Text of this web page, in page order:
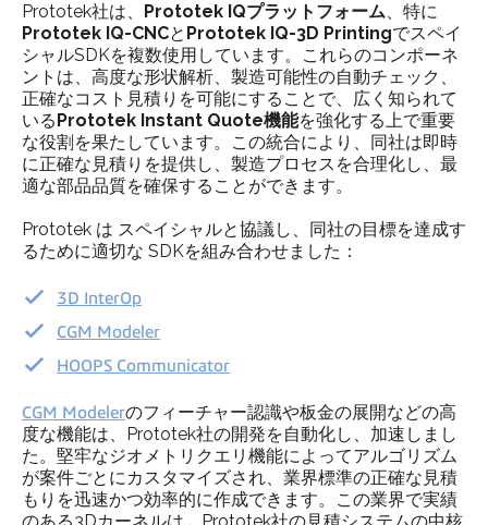
Prototek社は、 Prototek IQプラットフォーム、特に
Prototek IQ-CNCと Prototek IQ-3D Printingでスペイ
シャルSDKを複数使用しています。これらのコンポーネ
ントは、高度な形状解析、製造可能性の自動チェック、
正確なコスト見積りを可能にすることで、広く知られて
いる Prototek Instant Quote機能を強化する上で重要
な役割を果たしています。この統合により、同社は即時
に正確な見積りを提供し、製造プロセスを合理化し、最
適な部品品質を確保することができます。
Prototek は スペイシャルと協議し、同社の目標を達成す
るために適切な SDKを組み合わせました：
3D InterOp
CGM Modeler
HOOPS Communicator
CGM Modelerのフィーチャー認識や板金の展開などの高
度な機能は、Prototek社の開発を自動化し、加速しまし
た。堅牢なジオメトリクエリ機能によってアルゴリズム
が案件ごとにカスタマイズされ、業界標準の正確な見積
もりを迅速かつ効率的に作成できます。この業界で実績
のある3Dカーネルは、Prototek社の見積システムの中核